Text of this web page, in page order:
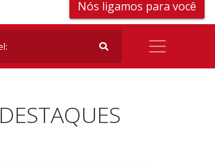
Nós ligamos para você
DESTAQUES